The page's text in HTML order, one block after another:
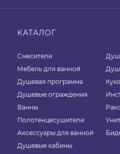
КАТАЛОГ
Смесители
Мебель для ванной
Душевая программа
Душевые ограждения
Ванны
Полотенцесушители
Аксессуары для ванной
Душевые кабины